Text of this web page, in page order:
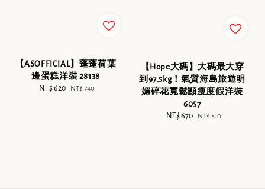
【ASOFFICIAL】蓬蓬荷葉
邊蛋糕洋裝 28138
Sale
NT$ 620 Regular
NT$ 740
【Hope大碼】大碼最大穿
到97.5kg！氣質海島旅遊明
媚碎花寬鬆顯瘦度假洋裝
6057
Sale
NT$ 670 Regular
NT$ 810